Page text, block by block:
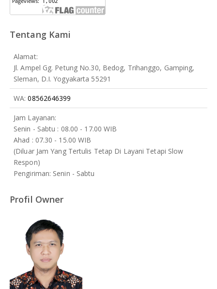
Tentang Kami
Alamat:
Jl. Ampel Gg. Petung No.30, Bedog, Trihanggo, Gamping,
Sleman, D.I. Yogyakarta 55291
WA:08562646399
Jam Layanan:
Senin - Sabtu : 08.00 - 17.00 WIB
Ahad : 07.30 - 15.00 WIB
(Diluar Jam Yang Tertulis Tetap Di Layani Tetapi Slow
Respon)
Pengiriman: Senin - Sabtu
Profil Owner